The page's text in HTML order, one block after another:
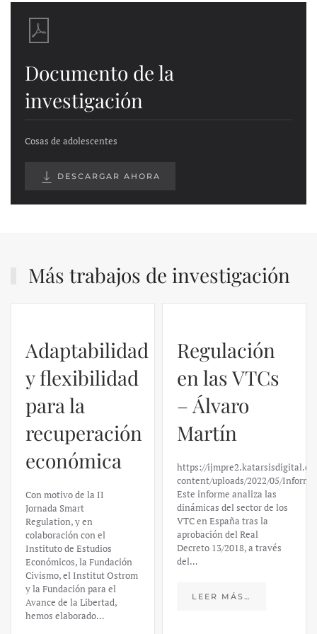
Documento de la
investigación
Cosas de adolescentes
DESCARGAR AHORA
Más trabajos de investigación
Adaptabilidad
y flexibilidad
para la
recuperación
económica
Con motivo de la II
Jornada Smart
Regulation, y en
colaboración con el
Instituto de Estudios
Económicos, la Fundación
Civismo, el Institut Ostrom
y la Fundación para el
Avance de la Libertad,
hemos elaborado…
Regulación
en las VTCs
– Álvaro
Martín
https://
content/uploads/2022/05/
Este informe analiza las
dinámicas del sector de los
VTC en España tras la
aprobación del Real
Decreto 13/2018, a través
del…
LEER MÁS…